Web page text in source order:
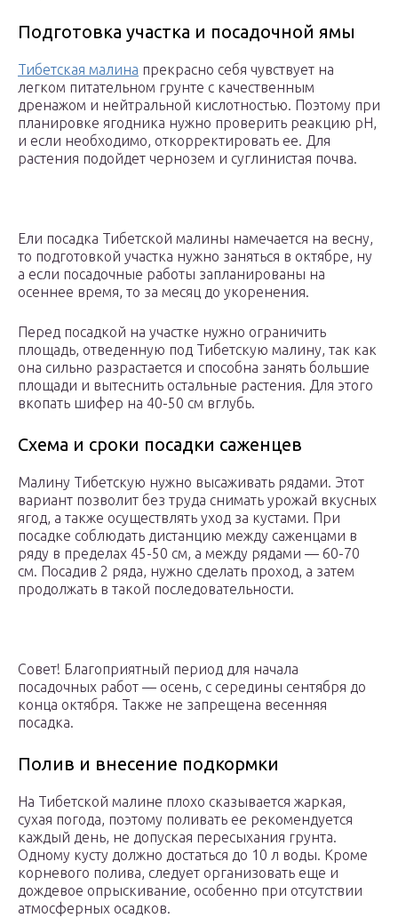
Подготовка участка и посадочной ямы
Тибетская малина прекрасно себя чувствует на
легком питательном грунте с качественным
дренажом и нейтральной кислотностью. Поэтому при
планировке ягодника нужно проверить реакцию рН,
и если необходимо, откорректировать ее. Для
растения подойдет чернозем и суглинистая почва.
Ели посадка Тибетской малины намечается на весну,
то подготовкой участка нужно заняться в октябре, ну
а если посадочные работы запланированы на
осеннее время, то за месяц до укоренения.
Перед посадкой на участке нужно ограничить
площадь, отведенную под Тибетскую малину, так как
она сильно разрастается и способна занять большие
площади и вытеснить остальные растения. Для этого
вкопать шифер на 40-50 см вглубь.
Схема и сроки посадки саженцев
Малину Тибетскую нужно высаживать рядами. Этот
вариант позволит без труда снимать урожай вкусных
ягод, а также осуществлять уход за кустами. При
посадке соблюдать дистанцию между саженцами в
ряду в пределах 45-50 см, а между рядами — 60-70
см. Посадив 2 ряда, нужно сделать проход, а затем
продолжать в такой последовательности.
Совет! Благоприятный период для начала
посадочных работ — осень, с середины сентября до
конца октября. Также не запрещена весенняя
посадка.
Полив и внесение подкормки
На Тибетской малине плохо сказывается жаркая,
сухая погода, поэтому поливать ее рекомендуется
каждый день, не допуская пересыхания грунта.
Одному кусту должно достаться до 10 л воды. Кроме
корневого полива, следует организовать еще и
дождевое опрыскивание, особенно при отсутствии
атмосферных осадков.